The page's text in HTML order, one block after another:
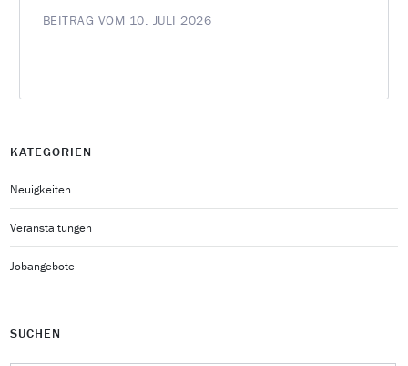
BEITRAG VOM 10. JULI 2026
KATEGORIEN
Neuigkeiten
Veranstaltungen
Jobangebote
SUCHEN